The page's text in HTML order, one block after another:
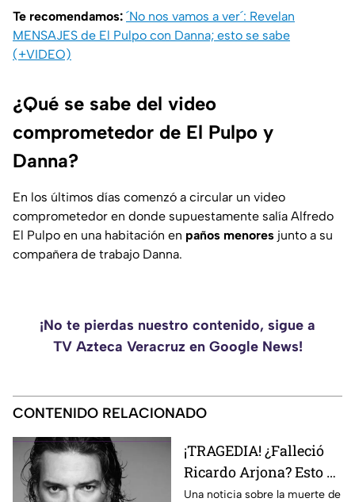
Te recomendamos: ´No nos vamos a ver´: Revelan
MENSAJES de El Pulpo con Danna; esto se sabe
(+VIDEO)
¿Qué se sabe del video
comprometedor de El Pulpo y
Danna?
En los últimos días comenzó a circular un video
comprometedor en donde supuestamente salía Alfredo
El Pulpo en una habitación en paños menores junto a su
compañera de trabajo Danna.
¡No te pierdas nuestro contenido, sigue a
TV Azteca Veracruz en Google News!
CONTENIDO RELACIONADO
¡TRAGEDIA! ¿Falleció
Ricardo Arjona? Esto se
sabe
Una noticia sobre la muerte de